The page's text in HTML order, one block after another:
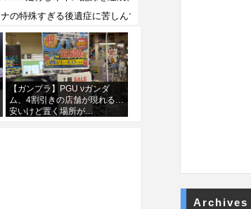
【ガンプラ】PGU νガンダ
ム、4割引きの店舗が現れる…
安いけど置く場所が…
Archives